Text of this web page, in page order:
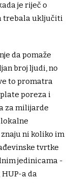
je riječ o
trebala uključiti
da pomaže
broj ljudi, no
to promatra
poreza i
za milijarde
ni koliko im
tvrtke
jedinicama -
a da